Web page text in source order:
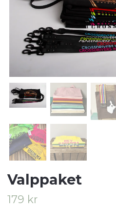
Valppaket
179 kr